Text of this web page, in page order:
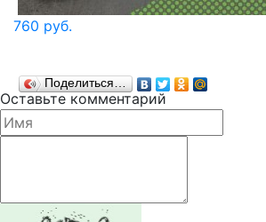
760 руб.
Поделиться…
Оставьте комментарий